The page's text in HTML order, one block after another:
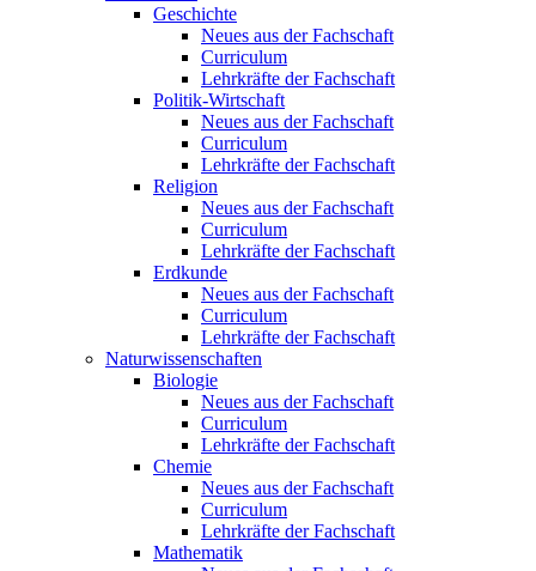
Geschichte
Neues aus der Fachschaft
Curriculum
Lehrkräfte der Fachschaft
Politik-Wirtschaft
Neues aus der Fachschaft
Curriculum
Lehrkräfte der Fachschaft
Religion
Neues aus der Fachschaft
Curriculum
Lehrkräfte der Fachschaft
Erdkunde
Neues aus der Fachschaft
Curriculum
Lehrkräfte der Fachschaft
Naturwissenschaften
Biologie
Neues aus der Fachschaft
Curriculum
Lehrkräfte der Fachschaft
Chemie
Neues aus der Fachschaft
Curriculum
Lehrkräfte der Fachschaft
Mathematik